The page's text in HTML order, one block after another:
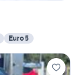
Euro 5